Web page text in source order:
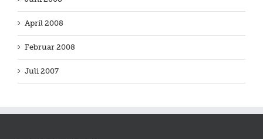
April 2008
Februar 2008
Juli 2007